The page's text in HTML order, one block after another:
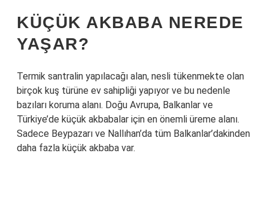
KÜÇÜK AKBABA NEREDE
YAŞAR?
Termik santralin yapılacağı alan, nesli tükenmekte olan
birçok kuş türüne ev sahipliği yapıyor ve bu nedenle
bazıları koruma alanı. Doğu Avrupa, Balkanlar ve
Türkiye’de küçük akbabalar için en önemli üreme alanı.
Sadece Beypazarı ve Nallıhan’da tüm Balkanlar’dakinden
daha fazla küçük akbaba var.